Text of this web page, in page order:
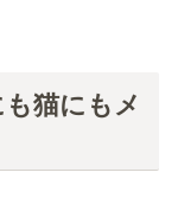
猫にもメ